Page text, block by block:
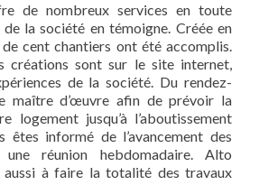
de nombreux services en toute
la société en témoigne. Créée en
cent chantiers ont été accomplis.
créations sont sur le site internet,
de la société. Du rendez-
maître d’œuvre afin de prévoir la
logement jusqu’à l’aboutissement
êtes informé de l’avancement des
réunion hebdomadaire. Alto
aussi à faire la totalité des travaux